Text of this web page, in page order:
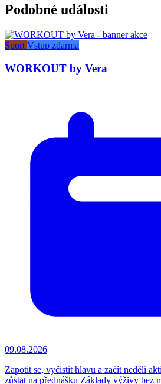
Podobné události
Sport Vstup zdarma
WORKOUT by Vera
09.08.2026
Zapotit se, vyčistit hlavu a začít neděli
zůstat na přednášku Základy výživy bez